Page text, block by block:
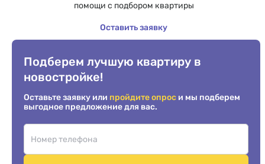
помощи с подбором квартиры
Оставить заявку
Подберем лучшую квартиру в
новостройке!
Оставьте заявку или пройдите опрос и мы подберем
выгодное предложение для вас.